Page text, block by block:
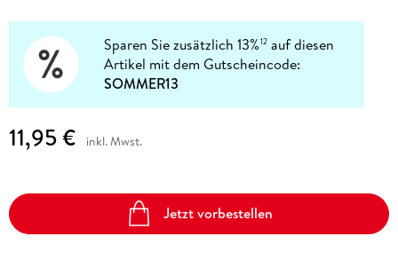
Sparen Sie zusätzlich 13%12 auf diesen
Artikel mit dem Gutscheincode:
SOMMER13
11,95 € inkl. Mwst.
Jetzt vorbestellen